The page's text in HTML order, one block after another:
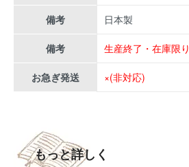
備考 日本製
備考 生産終了・在庫限り
お急ぎ発送 ×(非対応)
もっと詳しく